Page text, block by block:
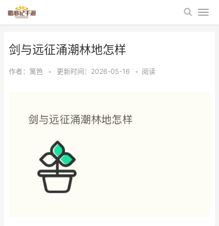
剑与远征涌潮林地怎样
作者： 篱笆 • 更新时间：2026-05-16 • 阅读